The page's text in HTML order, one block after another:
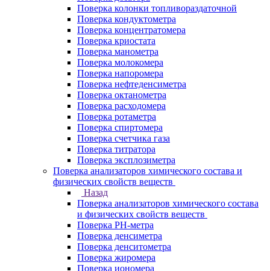
Поверка колонки топливораздаточной
Поверка кондуктометра
Поверка концентратомера
Поверка криостата
Поверка манометра
Поверка молокомера
Поверка напоромера
Поверка нефтеденсиметра
Поверка октанометра
Поверка расходомера
Поверка ротаметра
Поверка спиртомера
Поверка счетчика газа
Поверка титратора
Поверка эксплозиметра
Поверка анализаторов химического состава и
физических свойств веществ
Назад
Поверка анализаторов химического состава
и физических свойств веществ
Поверка PH-метра
Поверка денсиметра
Поверка денситометра
Поверка жиромера
Поверка иономера